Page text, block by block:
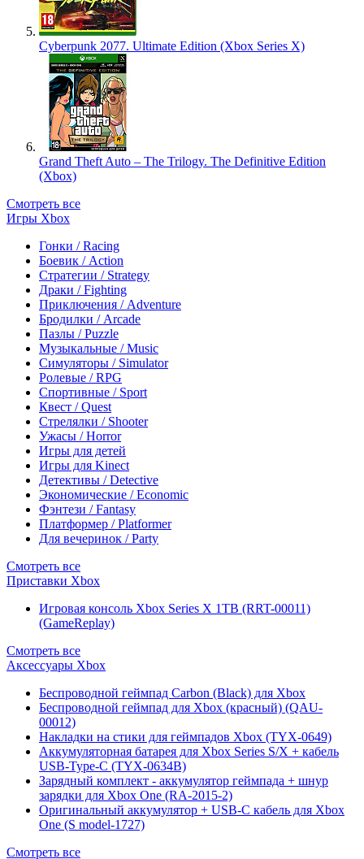
Cyberpunk 2077. Ultimate Edition (Xbox Series X)
Grand Theft Auto – The Trilogy. The Definitive Edition
(Xbox)
Смотреть все
Игры Xbox
Гонки / Racing
Боевик / Action
Стратегии / Strategy
Драки / Fighting
Приключения / Adventure
Бродилки / Arcade
Пазлы / Puzzle
Музыкальные / Music
Симуляторы / Simulator
Ролевые / RPG
Спортивные / Sport
Квест / Quest
Стрелялки / Shooter
Ужасы / Horror
Игры для детей
Игры для Kinect
Детективы / Detective
Экономические / Economic
Фэнтези / Fantasy
Платформер / Platformer
Для вечеринок / Party
Смотреть все
Приставки Xbox
Игровая консоль Xbox Series X 1TB (RRT-00011)
(GameReplay)
Смотреть все
Аксессуары Xbox
Беспроводной геймпад Carbon (Black) для Xbox
Беспроводной геймпад для Xbox (красный) (QAU-
00012)
Накладки на стики для геймпадов Xbox (TYX-0649)
Аккумуляторная батарея для Xbox Series S/X + кабель
USB-Type-C (TYX-0634B)
Зарядный комплект - аккумулятор геймпада + шнур
зарядки для Xbox One (RA-2015-2)
Оригинальный аккумулятор + USB-C кабель для Xbox
One (S model-1727)
Смотреть все